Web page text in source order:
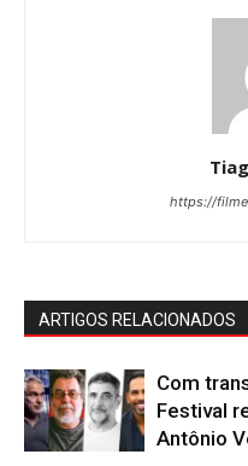
https://
ARTIGOS RELACIONADOS
Com
Festival
Antônio